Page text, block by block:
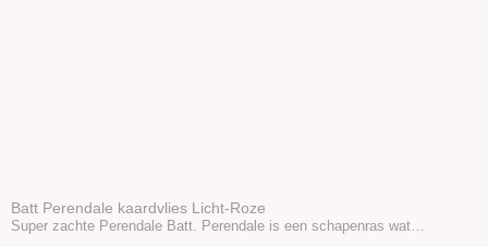
Batt Perendale kaardvlies Licht-Roze
Super zachte Perendale Batt. Perendale is een schapenras wat…